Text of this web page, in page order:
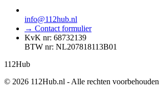
info@112hub.nl
→ Contact formulier
KvK nr: 68732139
BTW nr: NL207818113B01
112Hub
© 2026 112Hub.nl - Alle rechten voorbehouden